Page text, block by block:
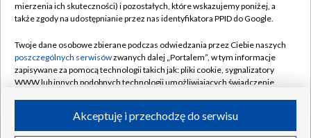
Naziemna Telewizja Cyfrowa
Rada Programowa
System NOS
Informacje o nadawcy
Program dla prasy
Pomoc
Kontakt
Kanały
mierzenia ich skuteczności) i pozostałych, które wskazujemy poniżej, a
także zgody na udostępnianie przez nas identyfikatora PPID do Google.
Twoje dane osobowe zbierane podczas odwiedzania przez Ciebie naszych
poszczególnych serwisówzwanych dalej „Portalem”, w tym informacje
zapisywane za pomocą technologii takich jak: pliki cookie, sygnalizatory
WWW lub innych podobnych technologii umożliwiających świadczenie
ruchu w Internecie.Akceptuję i przechodzę do serwisu